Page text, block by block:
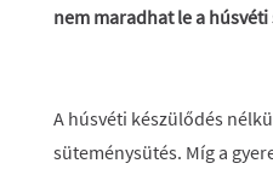
nem maradhat le a
A húsvéti készülődés
süteménysütés. Míg a